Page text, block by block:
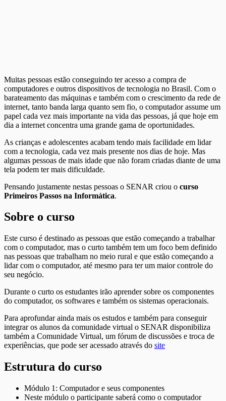
Muitas pessoas estão conseguindo ter acesso a compra de
computadores e outros dispositivos de tecnologia no Brasil. Com o
barateamento das máquinas e também com o crescimento da rede de
internet, tanto banda larga quanto sem fio, o computador assume um
papel cada vez mais importante na vida das pessoas, já que hoje em
dia a internet concentra uma grande gama de oportunidades.
As crianças e adolescentes acabam tendo mais facilidade em lidar
com a tecnologia, cada vez mais presente nos dias de hoje. Mas
algumas pessoas de mais idade que não foram criadas diante de uma
tela podem ter mais dificuldade.
Pensando justamente nestas pessoas o SENAR criou o curso
Primeiros Passos na Informática.
Sobre o curso
Este curso é destinado as pessoas que estão começando a trabalhar
com o computador, mas o curto também tem um foco bem definido
nas pessoas que trabalham no meio rural e que estão começando a
lidar com o computador, até mesmo para ter um maior controle do
seu negócio.
Durante o curto os estudantes irão aprender sobre os componentes
do computador, os softwares e também os sistemas operacionais.
Para aprofundar ainda mais os estudos e também para conseguir
integrar os alunos da comunidade virtual o SENAR disponibiliza
também a Comunidade Virtual, um fórum de discussões e troca de
experiências, que pode ser acessado através do site
Estrutura do curso
Módulo 1: Computador e seus componentes
Neste módulo o participante saberá como o computador